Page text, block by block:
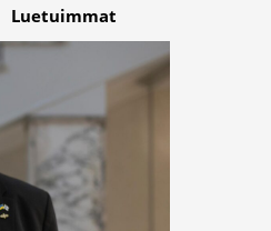
Luetuimmat